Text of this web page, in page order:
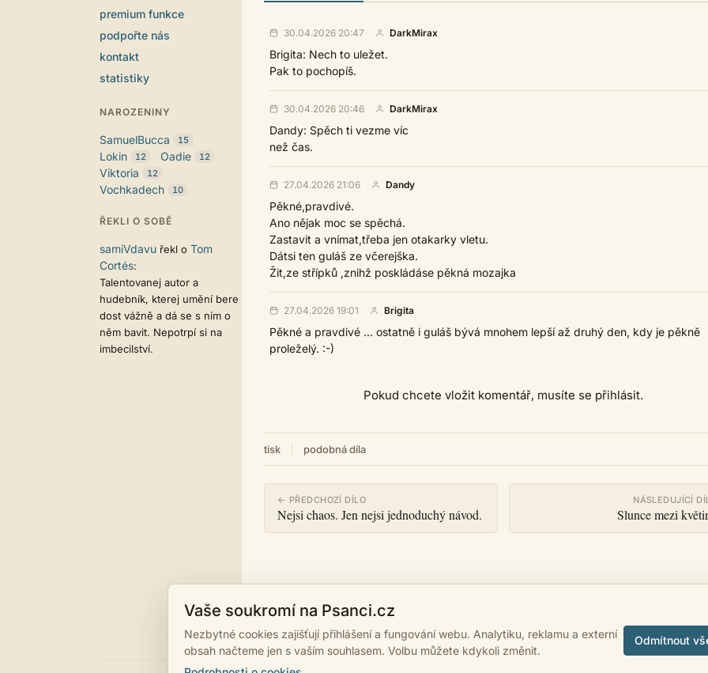
premium funkce
podpořte nás
kontakt
statistiky
NAROZENINY
SamuelBucca 15
Lokin 12 Oadie 12
Viktoria 12
Vochkadech 10
ŘEKLI O SOBĚ
samiVdavu řekl o Tom
Cortés:
Talentovanej autor a
hudebník, kterej umění bere
dost vážně a dá se s ním o
něm bavit. Nepotrpí si na
imbecilství.
30.04.2026 20:47 DarkMirax
Brigita: Nech to uležet.
Pak to pochopíš.
30.04.2026 20:46 DarkMirax
Dandy: Spěch ti vezme víc
než čas.
27.04.2026 21:06 Dandy
Pěkné,pravdivé.
Ano nějak moc se spěchá.
Zastavit a vnímat,třeba jen otakarky vletu.
Dátsi ten guláš ze včerejška.
Žit,ze střípků ,znihž poskládáse pěkná mozajka
27.04.2026 19:01 Brigita
Pěkné a pravdivé ... ostatně i guláš bývá mnohem lepší až druhý den, kdy je pěkně
proleželý. :-)
Pokud chcete vložit komentář, musíte se přihlásit.
tisk podobná díla
← PŘEDCHOZÍ DÍLO
Nejsi chaos. Jen nejsi jednoduchý návod.
NÁSLEDUJÍCÍ
Slunce mezi
Vaše soukromí na Psanci.cz
Nezbytné cookies zajišťují přihlášení a fungování webu. Analytiku, reklamu a externí
obsah načteme jen s vaším souhlasem. Volbu můžete kdykoli změnit.
Odmítnout